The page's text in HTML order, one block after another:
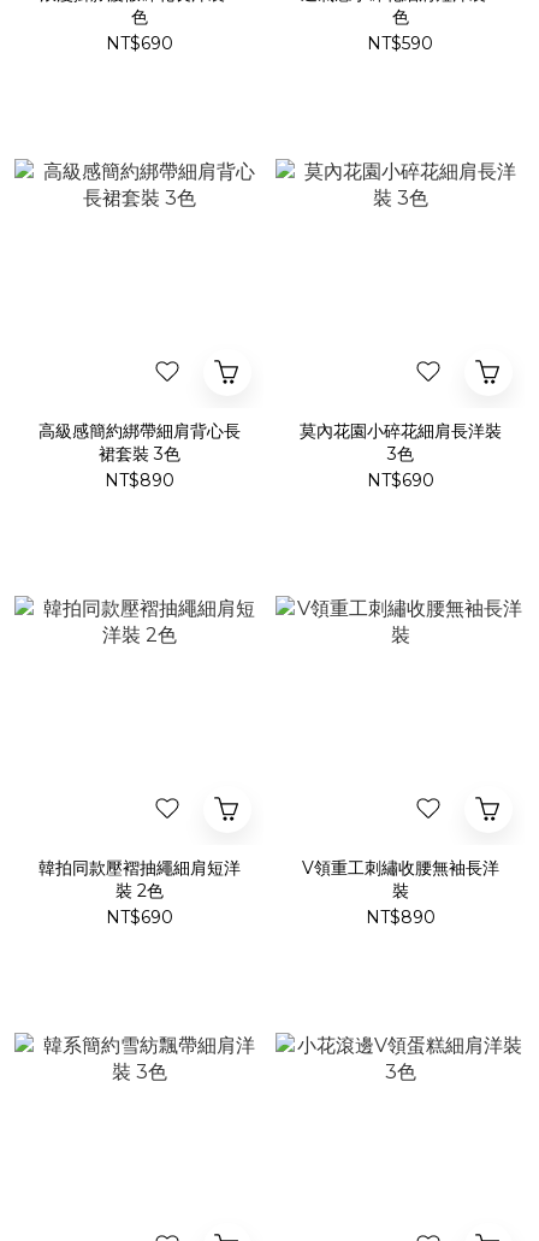
色
NT$690
色
NT$590
高級感簡約綁帶細肩背心長
裙套裝 3色
NT$890
莫內花園小碎花細肩長洋裝
3色
NT$690
韓拍同款壓褶抽繩細肩短洋
裝 2色
NT$690
V領重工刺繡收腰無袖長洋
裝
NT$890